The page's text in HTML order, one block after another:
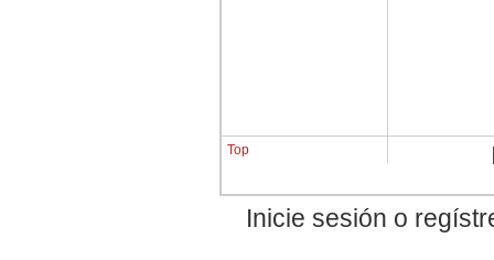
Top
Inicie sesión o